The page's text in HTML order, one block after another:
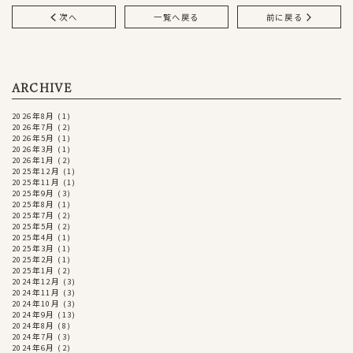
次へ 一覧へ戻る 前に戻る
ARCHIVE
2026年8月 (1)
2026年7月 (2)
2026年5月 (1)
2026年3月 (1)
2026年1月 (2)
2025年12月 (1)
2025年11月 (1)
2025年9月 (3)
2025年8月 (1)
2025年7月 (2)
2025年5月 (2)
2025年4月 (1)
2025年3月 (1)
2025年2月 (1)
2025年1月 (2)
2024年12月 (3)
2024年11月 (3)
2024年10月 (3)
2024年9月 (13)
2024年8月 (8)
2024年7月 (3)
2024年6月 (2)